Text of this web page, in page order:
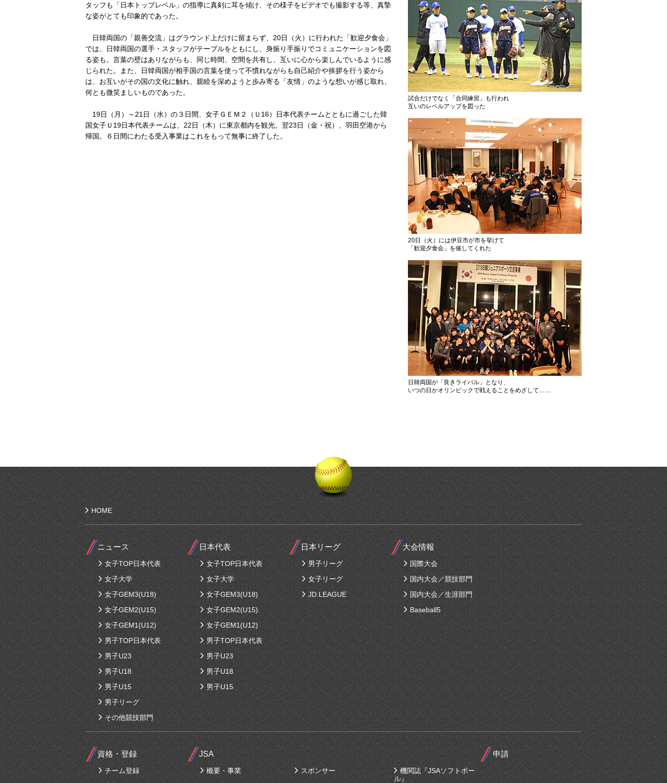
試合だけでなく「合同練習」も行われ
互いのレベルアップを図った
20日（火）には伊豆市が市を挙げて
「歓迎夕食会」を催してくれた
日韓両国が「良きライバル」となり、
いつの日かオリンピックで戦えることをめざして……
タッフも「日本トップレベル」の指導に真剣に耳を傾け、その様子をビデオでも撮影する等、真摯
な姿がとても印象的であった。
日韓両国の「親善交流」はグラウンド上だけに留まらず、20日（火）に行われた「歓迎夕食会」
では、日韓両国の選手・スタッフがテーブルをともにし、身振り手振りでコミュニケーションを図
る姿も。言葉の壁はありながらも、同じ時間、空間を共有し、互いに心から楽しんでいるように感
じられた。また、日韓両国が相手国の言葉を使って不慣れながらも自己紹介や挨拶を行う姿から
は、お互いがその国の文化に触れ、親睦を深めようと歩み寄る「友情」のような想いが感じ取れ、
何とも微笑ましいものであった。
19日（月）～21日（水）の３日間、女子ＧＥＭ２（Ｕ16）日本代表チームとともに過ごした韓
国女子Ｕ19日本代表チームは、22日（木）に東京都内を観光。翌23日（金・祝）、羽田空港から
帰国。６日間にわたる受入事業はこれをもって無事に終了した。
HOME
ニュース
女子TOP日本代表
女子大学
女子GEM3(U18)
女子GEM2(U15)
女子GEM1(U12)
男子TOP日本代表
男子U23
男子U18
男子U15
男子リーグ
その他競技部門
日本代表
女子TOP日本代表
女子大学
女子GEM3(U18)
女子GEM2(U15)
女子GEM1(U12)
男子TOP日本代表
男子U23
男子U18
男子U15
日本リーグ
男子リーグ
女子リーグ
JD.LEAGUE
大会情報
国際大会
国内大会／競技部門
国内大会／生涯部門
Baseball5
資格・登録
チーム登録
JSA
概要・事業 スポンサー
機関誌『JSAソフトボー
ル』
申請